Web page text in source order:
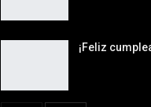
¡Feliz